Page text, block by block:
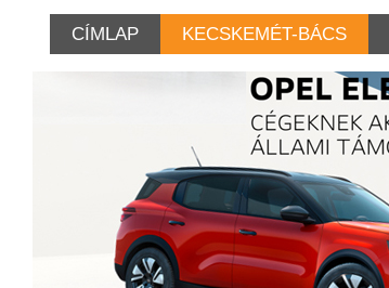
CÍMLAP KECSKEMÉT-BÁCS